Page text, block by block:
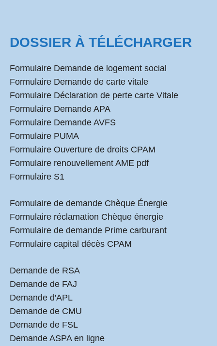
DOSSIER À TÉLÉCHARGER
Formulaire Demande de logement social
Formulaire Demande de carte vitale
Formulaire Déclaration de perte carte Vitale
Formulaire Demande APA
Formulaire Demande AVFS
Formulaire PUMA
Formulaire Ouverture de droits CPAM
Formulaire renouvellement AME pdf
Formulaire S1
Formulaire de demande Chèque Énergie
Formulaire réclamation Chèque énergie
Formulaire de demande Prime carburant
Formulaire capital décès CPAM
Demande de RSA
Demande de FAJ
Demande d'APL
Demande de CMU
Demande de FSL
Demande ASPA en ligne